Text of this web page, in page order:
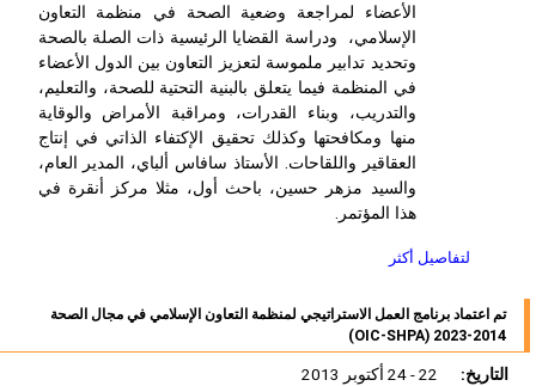
الأعضاء لمراجعة وضعية الصحة في منظمة التعاون
الإسلامي، ودراسة القضايا الرئيسية ذات الصلة بالصحة
وتحديد تدابير ملموسة لتعزيز التعاون بين الدول الأعضاء
في المنظمة فيما يتعلق بالبنية التحتية للصحة، والتعليم،
والتدريب، وبناء القدرات، ومراقبة الأمراض والوقاية
منها ومكافحتها وكذلك تحقيق الإكتفاء الذاتي في إنتاج
العقاقير واللقاحات. الأستاذ سافاس ألباي، المدير العام،
والسيد مزهر حسين، باحث أول، مثلا مركز أنقرة في
هذا المؤتمر.
لتفاصيل أكثر
تم اعتماد برنامج العمل الاستراتيجي لمنظمة التعاون الإسلامي في مجال الصحة
2014-2023 (OIC-SHPA)
التاريخ: